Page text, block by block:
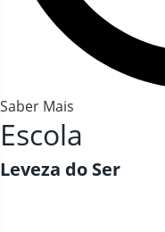
Saber Mais
Escola
Leveza do Ser